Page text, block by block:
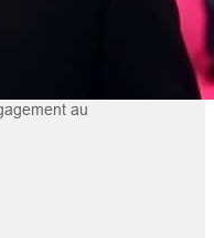
ses 10 ans, une
par son
» ! Pour
au